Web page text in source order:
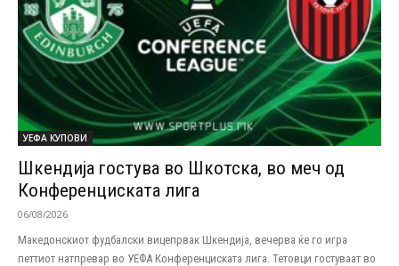
УЕФА КУПОВИ
Шкендија гостува во Шкотска, во меч од
Конференциската лига
06/08/2026
Македонскиот фудбалски вицепрвак Шкендија, вечерва ќе го игра
петтиот натпревар во УЕФА Конференциската лига. Тетовци гостуваат во